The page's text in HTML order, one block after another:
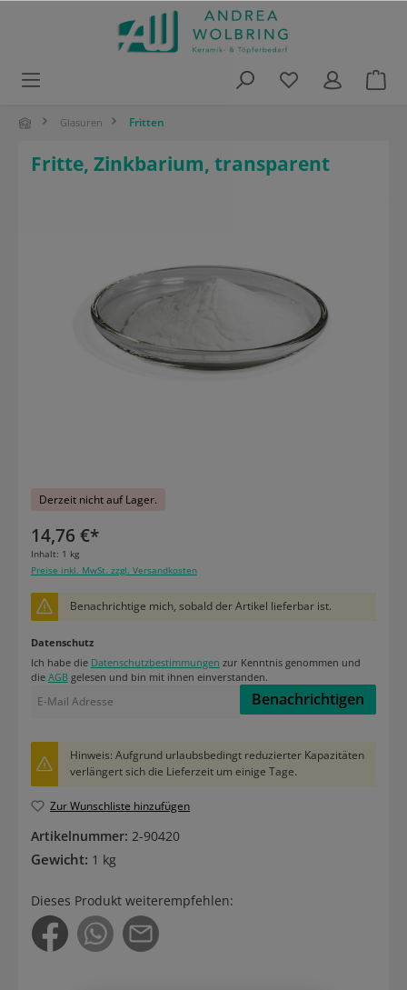
Glasuren Fritten
Fritte, Zinkbarium, transparent
Derzeit nicht auf Lager.
14,76 €*
Inhalt: 1 kg
Preise inkl. MwSt. zzgl. Versandkosten
Benachrichtige mich, sobald der Artikel lieferbar ist.
Datenschutz
Ich habe die Datenschutzbestimmungen zur Kenntnis genommen und
die AGBgelesen und bin mit ihnen einverstanden.
Benachrichtigen
Hinweis: Aufgrund urlaubsbedingt reduzierter Kapazitäten
verlängert sich die Lieferzeit um einige Tage.
Zur Wunschliste hinzufügen
Artikelnummer: 2-90420
Gewicht: 1 kg
Dieses Produkt weiterempfehlen: